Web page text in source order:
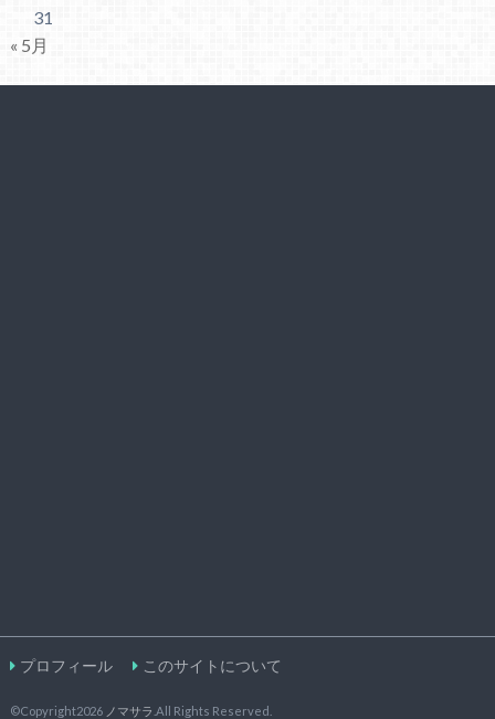
31
« 5月
プロフィール このサイトについて
©Copyright2026 ノマサラ .All Rights Reserved.